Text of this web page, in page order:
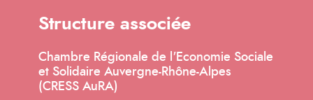
Structure associée
Chambre Régionale de l'Economie Sociale
et Solidaire Auvergne-Rhône-Alpes
(CRESS AuRA)